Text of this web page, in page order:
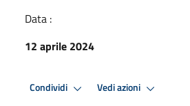
Data :
12 aprile 2024
Condividi Vedi azioni